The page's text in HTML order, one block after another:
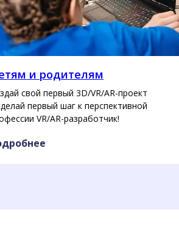
и родителям
свой первый 3D/VR/AR-проект
первый шаг к перспективной
VR/AR-разработчик!